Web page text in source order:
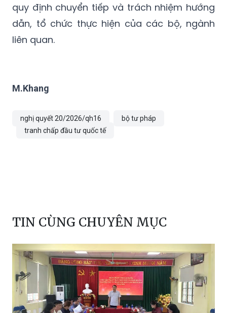
quy định chuyển tiếp và trách nhiệm hướng
dẫn, tổ chức thực hiện của các bộ, ngành
liên quan.
M.Khang
nghị quyết 20/2026/qh16
bộ tư pháp
tranh chấp đầu tư quốc tế
TIN CÙNG CHUYÊN MỤC